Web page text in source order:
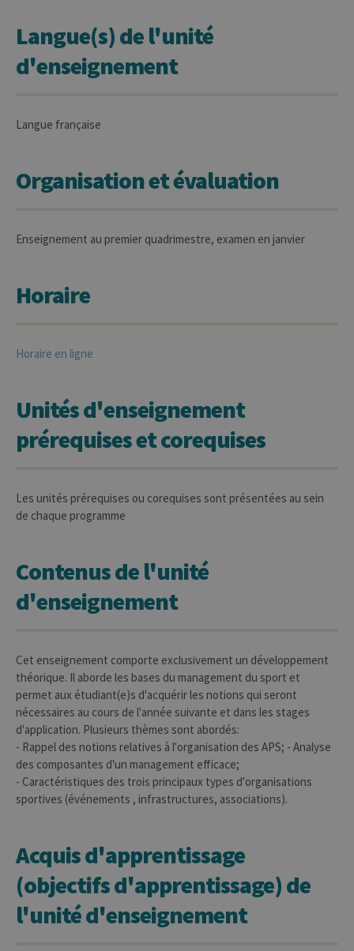
Langue(s) de l'unité
d'enseignement
Langue française
Organisation et évaluation
Enseignement au premier quadrimestre, examen en janvier
Horaire
Horaire en ligne
Unités d'enseignement
prérequises et corequises
Les unités prérequises ou corequises sont présentées au sein
de chaque programme
Contenus de l'unité
d'enseignement
Cet enseignement comporte exclusivement un développement
théorique. Il aborde les bases du management du sport et
permet aux étudiant(e)s d'acquérir les notions qui seront
nécessaires au cours de l'année suivante et dans les stages
d'application. Plusieurs thèmes sont abordés:
- Rappel des notions relatives à l'organisation des APS; - Analyse
des composantes d'un management efficace;
- Caractéristiques des trois principaux types d'organisations
sportives (événements , infrastructures, associations).
Acquis d'apprentissage
(objectifs d'apprentissage) de
l'unité d'enseignement